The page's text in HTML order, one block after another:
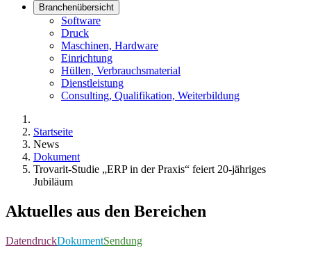
Branchenübersicht
Software
Druck
Maschinen, Hardware
Einrichtung
Hüllen, Verbrauchsmaterial
Dienstleistung
Consulting, Qualifikation, Weiterbildung
Startseite
News
Dokument
Trovarit-Studie „ERP in der Praxis“ feiert 20-jähriges
Jubiläum
Aktuelles aus den Bereichen
DatendruckDokumentSendung